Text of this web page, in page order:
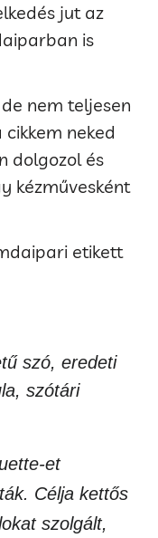
jut az
is
nem teljesen
neked
dolgozol és
kézművesként
etikett
szó, eredeti
szótári
et
Célja kettős
szolgált,